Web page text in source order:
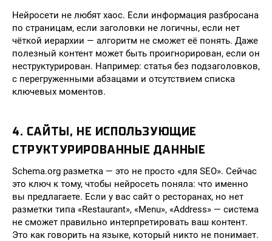
Нейросети не любят хаос. Если информация разбросана
по страницам, если заголовки не логичны, если нет
чёткой иерархии — алгоритм не сможет её понять. Даже
полезный контент может быть проигнорирован, если он
неструктурирован. Например: статья без подзаголовков,
с перегруженными абзацами и отсутствием списка
ключевых моментов.
4. САЙТЫ, НЕ ИСПОЛЬЗУЮЩИЕ
СТРУКТУРИРОВАННЫЕ ДАННЫЕ
Schema.org разметка — это не просто «для SEO». Сейчас
это ключ к тому, чтобы нейросеть поняла: что именно
вы предлагаете. Если у вас сайт о ресторанах, но нет
разметки типа «Restaurant», «Menu», «Address» — система
не сможет правильно интерпретировать ваш контент.
Это как говорить на языке, который никто не понимает.